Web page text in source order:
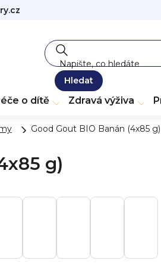
Hledat
o dítě Zdravá výživa
Good Gout BIO Banán (4x85 g)
g)